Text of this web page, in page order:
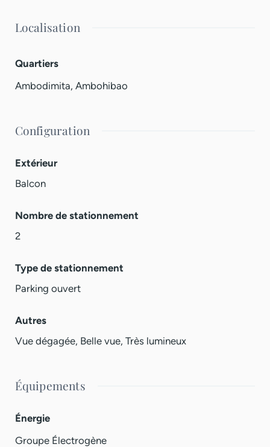
Localisation
Quartiers
Ambodimita, Ambohibao
Configuration
Extérieur
Balcon
Nombre de stationnement
2
Type de stationnement
Parking ouvert
Autres
Vue dégagée, Belle vue, Très lumineux
Équipements
Énergie
Groupe Électrogène